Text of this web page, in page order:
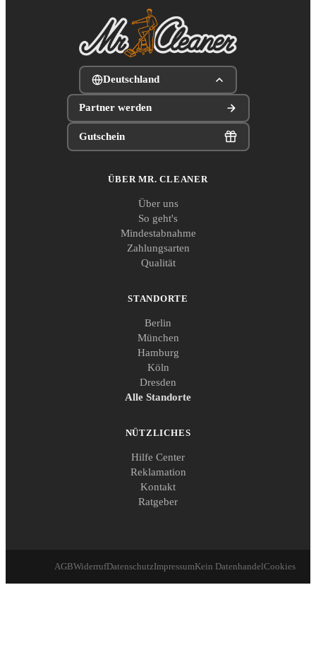
Deutschland
Partner werden
Gutschein
ÜBER MR. CLEANER
Über uns
So geht's
Mindestabnahme
Zahlungsarten
Qualität
STANDORTE
Berlin
München
Hamburg
Köln
Dresden
Alle Standorte
NÜTZLICHES
Hilfe Center
Reklamation
Kontakt
Ratgeber
AGBWiderrufDatenschutzImpressumKein DatenhandelCookies